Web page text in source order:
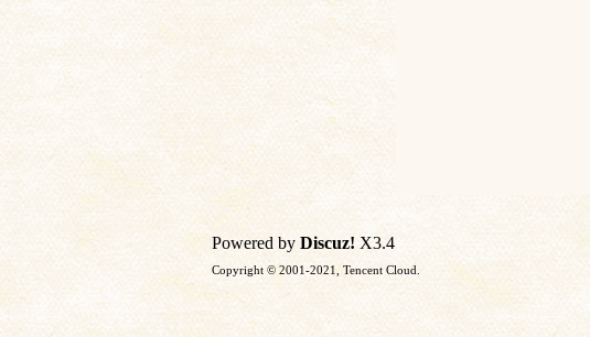
Powered by Discuz! X3.4
Copyright © 2001-2021, Tencent Cloud.